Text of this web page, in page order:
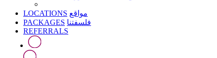
LOCATIONS مواقع
PACKAGES فلسفتنا
REFERRALS